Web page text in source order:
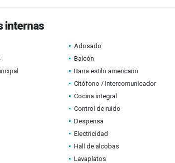
internas
Adosado
Balcón
Barra estilo americano
Citófono / Intercomunicador
Cocina integral
Control de ruido
Despensa
Electricidad
Hall de alcobas
Lavaplatos